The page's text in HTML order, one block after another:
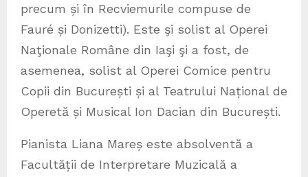
precum și în Recviemurile compuse de
Fauré și Donizetti). Este şi solist al Operei
Naţionale Române din Iaşi şi a fost, de
asemenea, solist al Operei Comice pentru
Copii din București și al Teatrului Național de
Operetă și Musical Ion Dacian din București.
Pianista Liana Mareș este absolventă a
Facultății de Interpretare Muzicală a